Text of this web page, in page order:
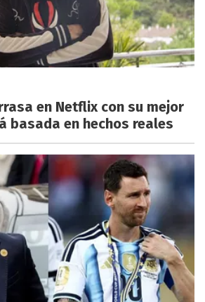
en Netflix con su mejor
basada en hechos reales